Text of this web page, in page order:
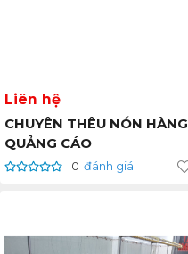
Liên hệ
CHUYÊN THÊU NÓN HÀNG
QUẢNG CÁO
0 đánh giá